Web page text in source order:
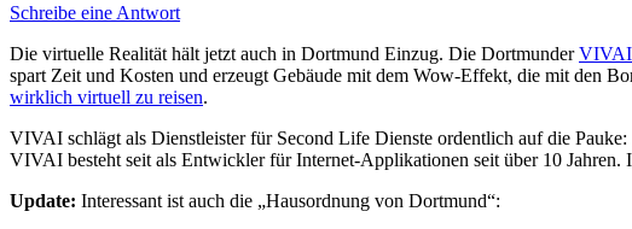
Schreibe eine Antwort
Die virtuelle Realität hält jetzt auch in Dortmund Einzug. Die DortmunderVIVAI
spart Zeit und Kosten und erzeugt Gebäude mit dem Wow-Effekt, die mit den
wirklich virtuell zu reisen.
VIVAI schlägt als Dienstleister für Second Life Dienste ordentlich auf die
VIVAI besteht seit als Entwickler für Internet-Applikationen seit über 10
Update: Interessant ist auch die „Hausordnung von Dortmund“: